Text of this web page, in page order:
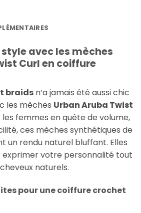
avec les mèches
Curl en coiffure
braids n’a jamais été aussi chic
les mèches Urban Aruba Twist
les femmes en quête de volume,
ces mèches synthétiques de
un rendu naturel bluffant. Elles
votre personnalité tout
naturels.
pour une coiffure crochet